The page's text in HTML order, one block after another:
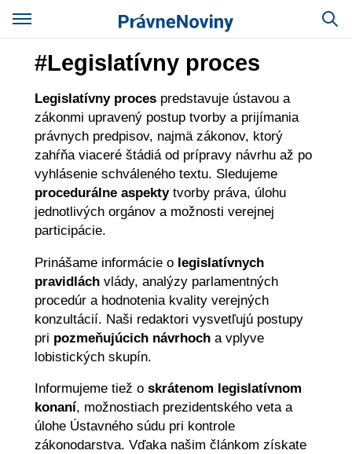
#Legislatívny proces
Legislatívny procespredstavuje ústavou a
zákonmi upravený postup tvorby a prijímania
právnych predpisov, najmä zákonov, ktorý
zahŕňa viaceré štádiá od prípravy návrhu až po
vyhlásenie schváleného textu. Sledujeme
procedurálne aspektytvorby práva, úlohu
jednotlivých orgánov a možnosti verejnej
participácie.
Prinášame informácie o legislatívnych
pravidláchvlády, analýzy parlamentných
procedúr a hodnotenia kvality verejných
konzultácií. Naši redaktori vysvetľujú postupy
pri pozmeňujúcich návrhocha vplyve
lobistických skupín.
Informujeme tiež o skrátenom legislatívnom
konaní, možnostiach prezidentského veta a
úlohe Ústavného súdu pri kontrole
zákonodarstva. Vďaka našim článkom získate